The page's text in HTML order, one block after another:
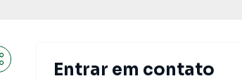
Entrar em contato